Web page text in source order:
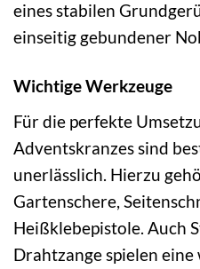
eines stabilen
einseitig gebundener
Wichtige Werkzeuge
Für die perfekte
Adventskranzes sind
unerlässlich. Hierzu
Gartenschere,
Heißklebepistole. Auch
Drahtzange spielen